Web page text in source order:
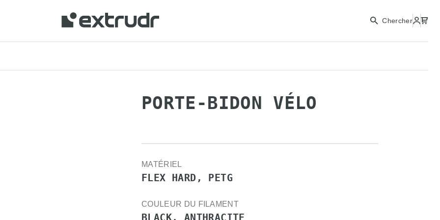
Chercher
PORTE-BIDON VÉLO
MATÉRIEL
FLEX HARD, PETG
COULEUR DU FILAMENT
BLACK, ANTHRACITE